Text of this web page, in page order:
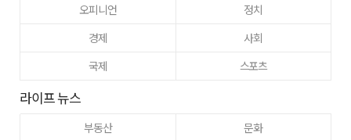
오피니언
정치
경제
사회
국제
스포츠
라이프 뉴스
부동산 문화